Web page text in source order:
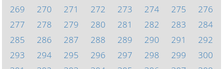
269
270 271 272 273 274 275
276
277
278 279 280 281 282 283
284
285
286 287 288 289 290 291
292
293
294 295 296 297 298 299
300